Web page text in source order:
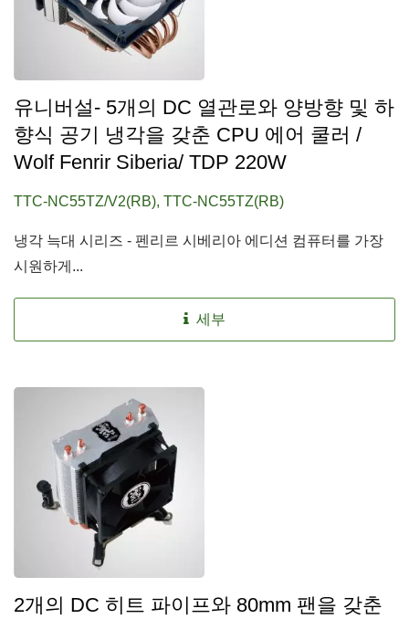
유니버설- 5개의 DC 열관로와 양방향 및 하
향식 공기 냉각을 갖춘 CPU 에어 쿨러 /
Wolf Fenrir Siberia/ TDP 220W
TTC-NC55TZ/V2(RB), TTC-NC55TZ(RB)
냉각 늑대 시리즈 - 펜리르 시베리아 에디션 컴퓨터를 가장
시원하게...
세부
2개의 DC 히트 파이프와 80mm 팬을 갖춘